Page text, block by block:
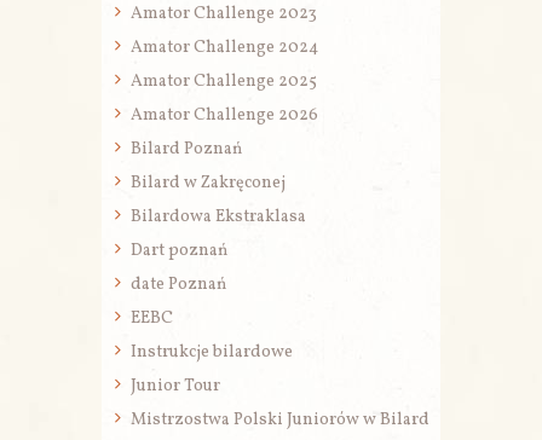
Amator Challenge 2023
Amator Challenge 2024
Amator Challenge 2025
Amator Challenge 2026
Bilard Poznań
Bilard w Zakręconej
Bilardowa Ekstraklasa
Dart poznań
date Poznań
EEBC
Instrukcje bilardowe
Junior Tour
Mistrzostwa Polski Juniorów w Bilard